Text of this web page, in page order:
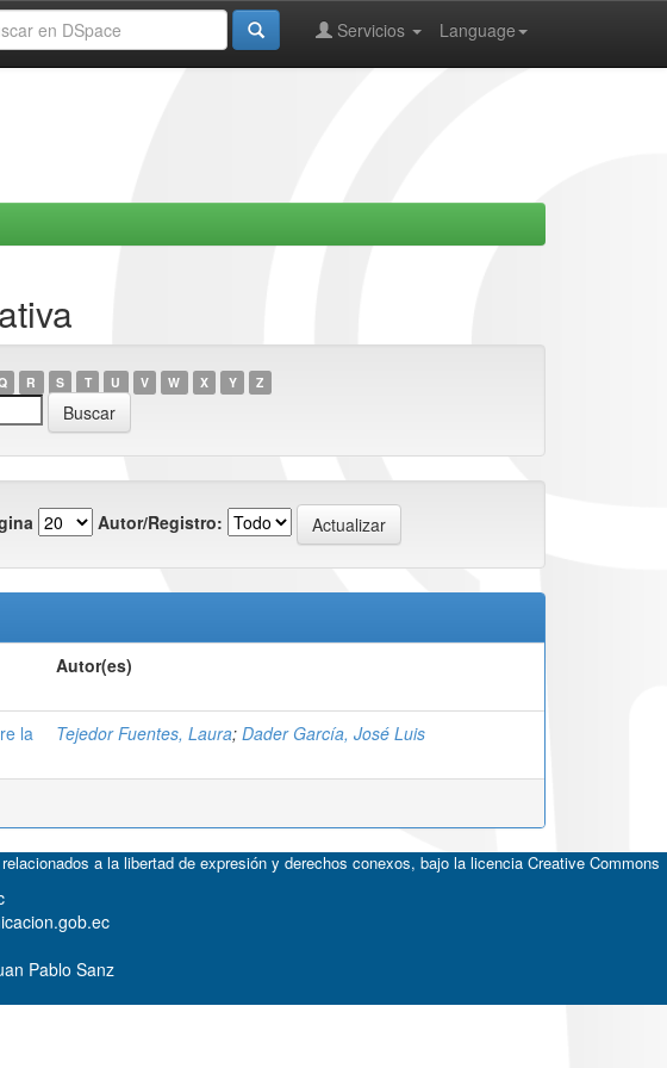
Language
Servicios
R S T U V W X Y Z
Autor/Registro:
Autor(es)
la
Tejedor Fuentes, Laura; Dader García, José Luis
a la libertad de expresión y derechos conexos, bajo la licencia Creative Commons
Pablo Sanz